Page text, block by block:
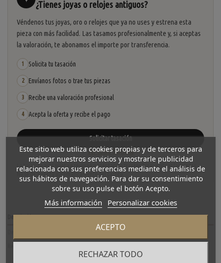
¿Tienes joyas o relojes antiguos?
Véndenos tus joyas, oro o relojes que ya no uses y estrena esta
pieza con más facilidad. Las tasamos profesionalmente y, si aceptas
la valoración, te abonamos el importe por transferencia.
1 Solicita tu tasación
2 Envíanos fotos o trae tus piezas
3 Recibe una valoración profesional
4 Acepta la oferta y recibe el pago
Solicitar tasación
Ver cómo funciona
La tasación está sujeta a revisión y aceptación tras recibir y verificar las piezas.
No se descuenta automáticamente del carrito.
Descripción
Este sitio web utiliza cookies propias y de terceros para
mejorar nuestros servicios y mostrarle publicidad
relacionada con sus preferencias mediante el análisis de
sus hábitos de navegación. Para dar su consentimiento
sobre su uso pulse el botón Acepto.
Más información Personalizar cookies
RECHAZAR TODO
ACEPTO